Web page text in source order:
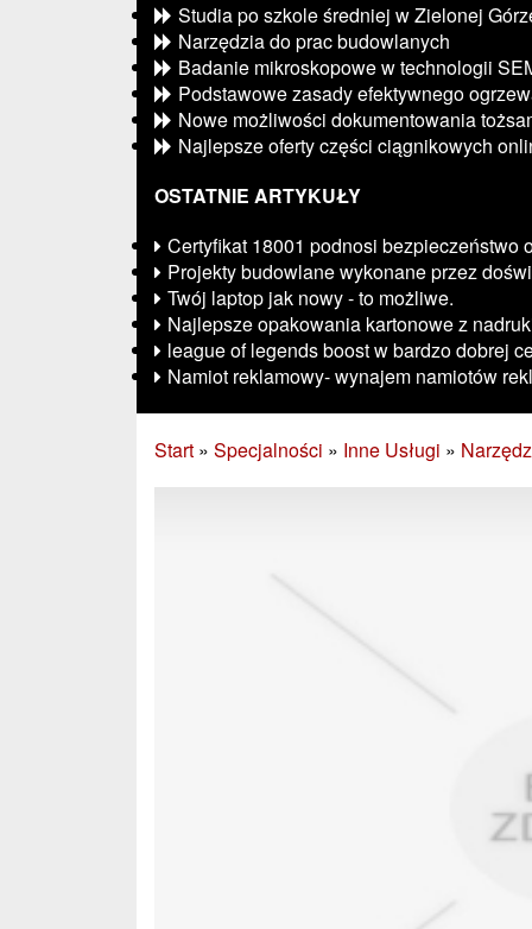
Studia po szkole średniej w Zielonej
Narzędzia do prac budowlanych
Badanie mikroskopowe w technologii
Podstawowe zasady efektywnego
Nowe możliwości dokumentowania
Najlepsze oferty części ciągnikowych
OSTATNIE ARTYKUŁY
Certyfikat 18001 podnosi bezpieczeństwo
Projekty budowlane wykonane przez
Twój laptop jak nowy - to możliwe.
Najlepsze opakowania kartonowe z
league of legends boost w bardzo dobrej
Namiot reklamowy- wynajem namiotów
Start » Specjalności » Inne Usługi »